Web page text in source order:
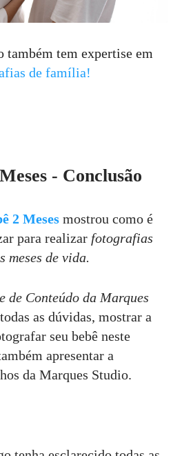
também tem expertise em
de família!
- Conclusão
2 Meses mostrou como é
para realizar fotografias
meses de vida.
de Conteúdo da Marques
as dúvidas, mostrar a
seu bebê neste
apresentar a
da Marques Studio.